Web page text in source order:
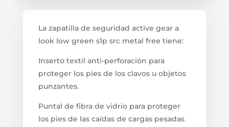
La zapatilla de seguridad active gear a
look low green s1p src metal free tiene:
Inserto textil anti-perforación para
proteger los pies de los clavos u objetos
punzantes.
Puntal de fibra de vidrio para proteger
los pies de las caídas de cargas pesadas